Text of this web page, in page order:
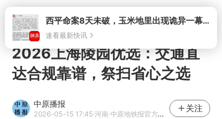
打开西平命案8天未破，玉米地里出现诡异一幕，我突然想起了欧金中
速看最新快讯
2026上海陵园优选：交通直
达合规靠谱，祭扫省心之选
中原播报
2026-05-15 17:45·河南·中原地铁报官方网易号
关注